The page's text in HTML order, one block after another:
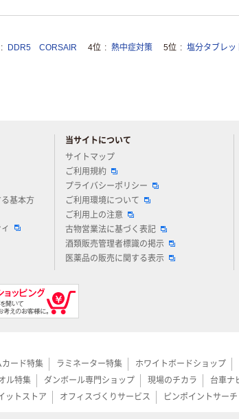
DDR5 CORSAIR 4位 熱中症対策 5位 塩分タブレッ
基本方
当サイトについて
サイトマップ
ご利用規約
プライバシーポリシー
ご利用環境について
ご利用上の注意
古物営業法に基づく表記
酒類販売管理者標識の掲示
医薬品の販売に関する表示
カード特集 ラミネーター特集 ホワイトボードショップ
ル特集 ダンボール専門ショップ 現場のチカラ 台車ナ
ットストア オフィスづくりサービス ピンポイントサーチ